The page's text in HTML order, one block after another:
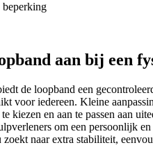
beperking
aan bij een
de loopband een
iedereen. Kleine
en aan te passen aan
om een
naar extra stabiliteit,